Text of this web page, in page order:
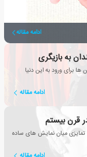
ادامه مقاله
به بازیگری
برای ورود به این دنیا
ادامه مقاله
قرن بیستم
تمایزی میان نمایش های ساده